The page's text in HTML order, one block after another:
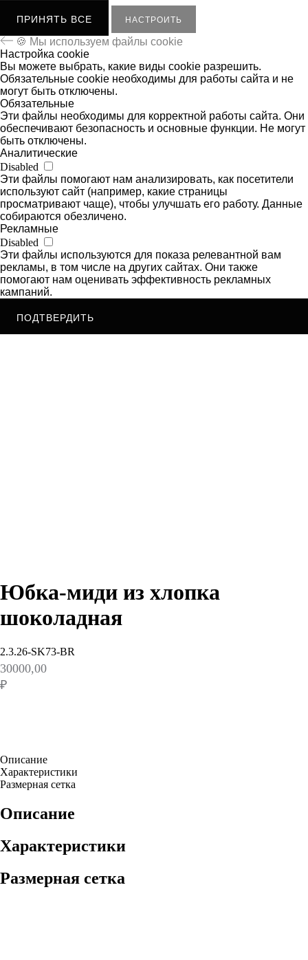
ПРИНЯТЬ ВСЕ НАСТРОИТЬ
🍪 Мы используем файлы cookie
Настройка cookie
Вы можете выбрать, какие виды cookie разрешить.
Обязательные cookie необходимы для работы сайта и не
могут быть отключены.
Обязательные
Эти файлы необходимы для корректной работы сайта. Они
обеспечивают безопасность и основные функции. Не могут
быть отключены.
Аналитические
Disabled
Эти файлы помогают нам анализировать, как посетители
используют сайт (например, какие страницы
просматривают чаще), чтобы улучшать его работу. Данные
собираются обезличено.
Рекламные
Disabled
Эти файлы используются для показа релевантной вам
рекламы, в том числе на других сайтах. Они также
помогают нам оценивать эффективность рекламных
кампаний.
ПОДТВЕРДИТЬ
Юбка-миди из хлопка
шоколадная
2.3.26-SK73-BR
30000,00
₽
Описание
Характеристики
Размерная сетка
Описание
Характеристики
Размерная сетка